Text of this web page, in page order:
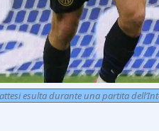
esulta durante una partita